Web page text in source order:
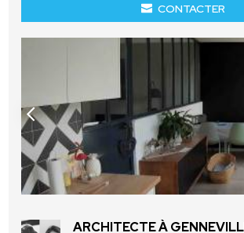
CONTACTER
ARCHITECTE À